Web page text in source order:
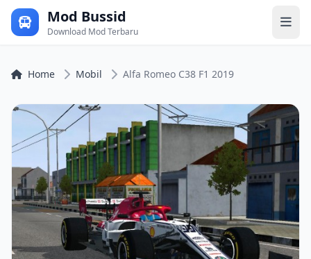
Mod Bussid
Download Mod Terbaru
Home Mobil Alfa Romeo C38 F1 2019